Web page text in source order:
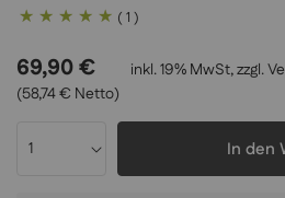
Bewertung:
( 1 )
69,90 €
(58,74 € Netto)
inkl. 19% MwSt, zzgl.
In den